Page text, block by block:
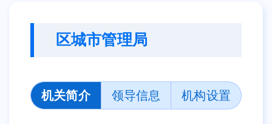
区城市管理局
机关简介 领导信息 机构设置